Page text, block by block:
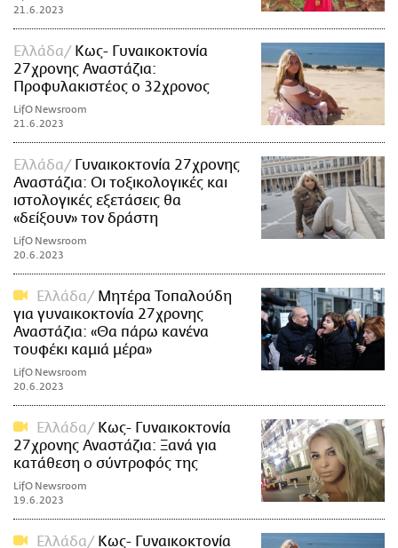
21.6.2023
Ελλάδα
Κως- Γυναικοκτονία
27χρονης Αναστάζια:
Προφυλακιστέος ο 32χρονος
LifO Newsroom
21.6.2023
Ελλάδα
Γυναικοκτονία 27χρονης
Αναστάζια: Οι τοξικολογικές και
ιστολογικές εξετάσεις θα
«δείξουν» τον δράστη
LifO Newsroom
20.6.2023
Ελλάδα
Μητέρα Τοπαλούδη
για γυναικοκτονία 27χρονης
Αναστάζια: «Θα πάρω κανένα
τουφέκι καμιά μέρα»
LifO Newsroom
20.6.2023
Ελλάδα
Κως- Γυναικοκτονία
27χρονης Αναστάζια: Ξανά για
κατάθεση ο σύντροφός της
LifO Newsroom
19.6.2023
Ελλάδα Κως- Γυναικοκτονία